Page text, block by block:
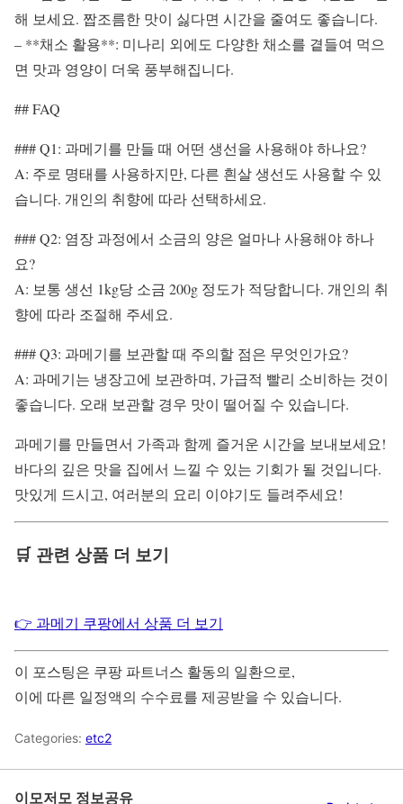
해 보세요. 짭조름한 맛이 싫다면 시간을 줄여도 좋습니다.
– **채소 활용**: 미나리 외에도 다양한 채소를 곁들여 먹으
면 맛과 영양이 더욱 풍부해집니다.
## FAQ
### Q1: 과메기를 만들 때 어떤 생선을 사용해야 하나요?
A: 주로 명태를 사용하지만, 다른 흰살 생선도 사용할 수 있
습니다. 개인의 취향에 따라 선택하세요.
### Q2: 염장 과정에서 소금의 양은 얼마나 사용해야 하나
요?
A: 보통 생선 1kg당 소금 200g 정도가 적당합니다. 개인의 취
향에 따라 조절해 주세요.
### Q3: 과메기를 보관할 때 주의할 점은 무엇인가요?
A: 과메기는 냉장고에 보관하며, 가급적 빨리 소비하는 것이
좋습니다. 오래 보관할 경우 맛이 떨어질 수 있습니다.
과메기를 만들면서 가족과 함께 즐거운 시간을 보내보세요!
바다의 깊은 맛을 집에서 느낄 수 있는 기회가 될 것입니다.
맛있게 드시고, 여러분의 요리 이야기도 들려주세요!
🛒 관련 상품 더 보기
👉 과메기 쿠팡에서 상품 더 보기
이 포스팅은 쿠팡 파트너스 활동의 일환으로,
이에 따른 일정액의 수수료를 제공받을 수 있습니다.
Categories: etc2
이모저모 정보공유